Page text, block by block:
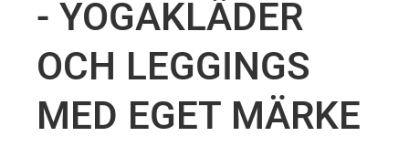
- YOGAKLÄDER
OCH LEGGINGS
MED EGET MÄRKE